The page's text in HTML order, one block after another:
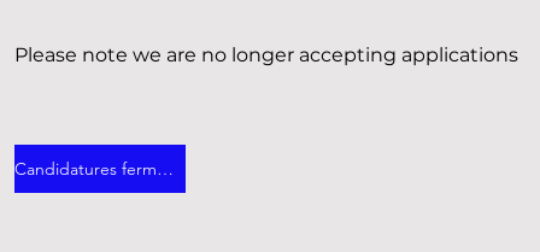
Please note we are no longer accepting applications
Candidatures fermées